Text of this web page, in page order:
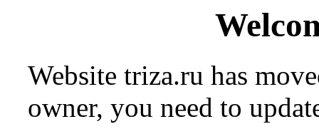
Website triza.ru has
owner, you need to